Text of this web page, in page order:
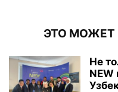
ЭТО МОЖЕТ
Не
NEW